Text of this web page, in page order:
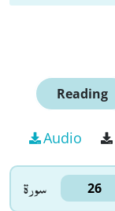
Reading
Audio
سورۃ 26